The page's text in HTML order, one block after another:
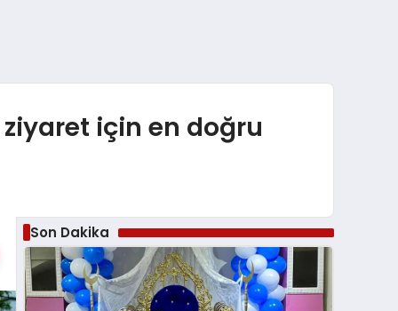
ziyaret için en doğru
Son Dakika